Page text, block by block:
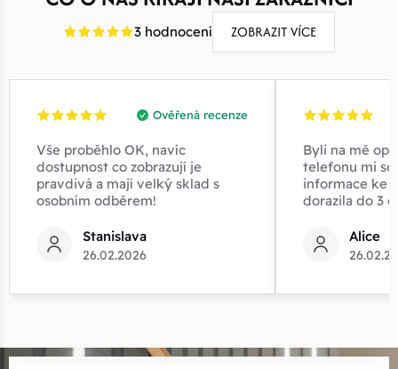
3 hodnocení ZOBRAZIT VÍCE
Ověřená recenze
Vše proběhlo OK, navíc
dostupnost co zobrazují je
pravdivá a mají velký sklad s
osobním odběrem!
Stanislava
26.02.2026
Byli na mě
telefonu mi
informace ke
dorazila do 3
Alice